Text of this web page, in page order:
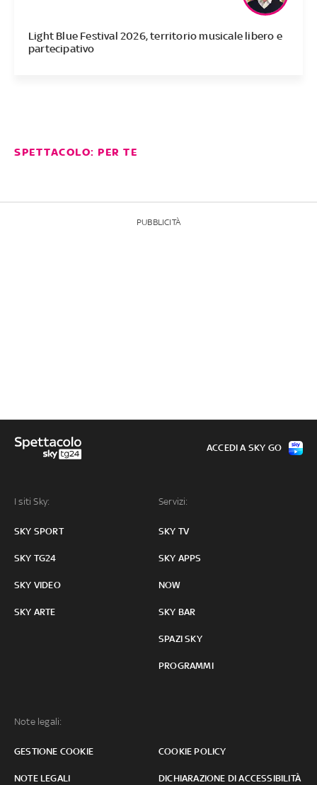
Light Blue Festival 2026, territorio musicale libero e
partecipativo
SPETTACOLO: PER TE
PUBBLICITÀ
I siti Sky:
SKY SPORT
SKY TG24
SKY VIDEO
SKY ARTE
Servizi:
SKY TV
SKY APPS
NOW
SKY BAR
SPAZI SKY
PROGRAMMI
Note legali:
GESTIONE COOKIE COOKIE POLICY
NOTE LEGALI DICHIARAZIONE DI ACCESSIBILITÀ
ACCEDI A SKY GO